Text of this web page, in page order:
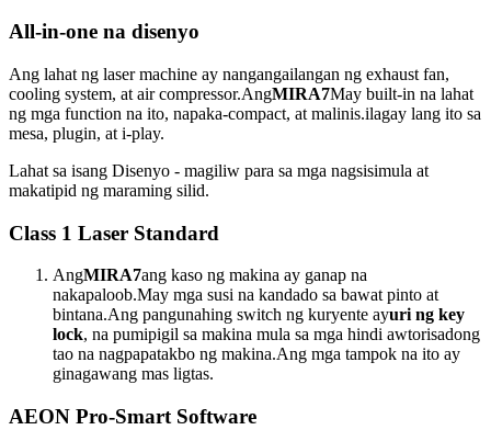
All-in-one na disenyo
Ang lahat ng laser machine ay nangangailangan ng exhaust fan,
cooling system, at air compressor.AngMIRA7May built-in na lahat
ng mga function na ito, napaka-compact, at malinis.ilagay lang ito sa
mesa, plugin, at i-play.
Lahat sa isang Disenyo - magiliw para sa mga nagsisimula at
makatipid ng maraming silid.
Class 1 Laser Standard
AngMIRA7ang kaso ng makina ay ganap na
nakapaloob.May mga susi na kandado sa bawat pinto at
bintana.Ang pangunahing switch ng kuryente ayuri ng key
lock, na pumipigil sa makina mula sa mga hindi awtorisadong
tao na nagpapatakbo ng makina.Ang mga tampok na ito ay
ginagawang mas ligtas.
AEON Pro-Smart Software